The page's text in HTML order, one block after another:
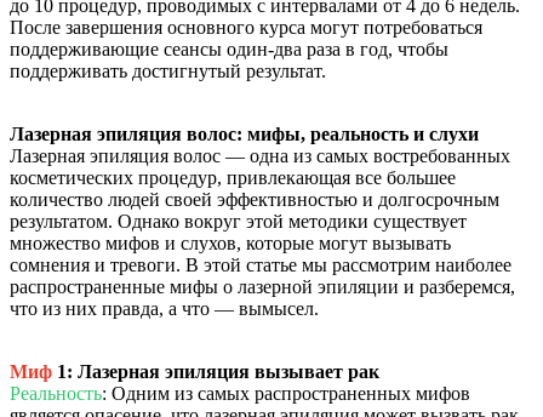
до 10 процедур, проводимых с интервалами от 4 до 6 недель.
После завершения основного курса могут потребоваться
поддерживающие сеансы один-два раза в год, чтобы
поддерживать достигнутый результат.
Лазерная эпиляция волос: мифы, реальность и слухи
Лазерная эпиляция волос — одна из самых востребованных
косметических процедур, привлекающая все большее
количество людей своей эффективностью и долгосрочным
результатом. Однако вокруг этой методики существует
множество мифов и слухов, которые могут вызывать
сомнения и тревоги. В этой статье мы рассмотрим наиболее
распространенные мифы о лазерной эпиляции и разберемся,
что из них правда, а что — вымысел.
Миф 1: Лазерная эпиляция вызывает рак
Реальность: Одним из самых распространенных мифов